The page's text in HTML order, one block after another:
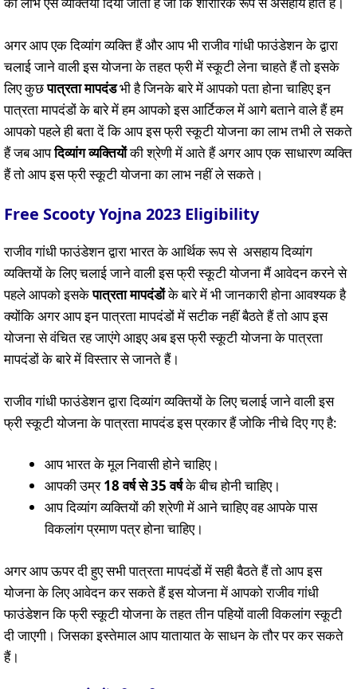
अगर आप एक दिव्यांग व्यक्ति हैं और आप भी राजीव गांधी फाउंडेशन के द्वारा
चलाई जाने वाली इस योजना के तहत फ्री में स्कूटी लेना चाहते हैं तो इसके
लिए कुछपात्रता मापदंडभी है जिनके बारे में आपको पता होना चाहिए इन
पात्रता मापदंडों के बारे में हम आपको इस आर्टिकल में आगे बताने वाले हैं हम
आपको पहले ही बता दें कि आप इस फ्री स्कूटी योजना का लाभ तभी ले सकते
हैं जब आपदिव्यांग व्यक्तियोंकी श्रेणी में आते हैं अगर आप एक साधारण व्यक्ति
हैं तो आप इस फ्री स्कूटी योजना का लाभ नहीं ले सकते।
Free Scooty Yojna 2023 Eligibility
राजीव गांधी फाउंडेशन द्वारा भारत के आर्थिक रूप से असहाय दिव्यांग
व्यक्तियों के लिए चलाई जाने वाली इस फ्री स्कूटी योजना मैं आवेदन करने से
पहले आपको इसकेपात्रता मापदंडोंके बारे में भी जानकारी होना आवश्यक है
क्योंकि अगर आप इन पात्रता मापदंडों में सटीक नहीं बैठते हैं तो आप इस
योजना से वंचित रह जाएंगे आइए अब इस फ्री स्कूटी योजना के पात्रता
मापदंडों के बारे में विस्तार से जानते हैं।
राजीव गांधी फाउंडेशन द्वारा दिव्यांग व्यक्तियों के लिए चलाई जाने वाली इस
फ्री स्कूटी योजना के पात्रता मापदंड इस प्रकार हैं जोकि नीचे दिए गए है:
आप भारत के मूल निवासी होने चाहिए।
आपकी उम्र18 वर्ष से 35 वर्षके बीच होनी चाहिए।
आप दिव्यांग व्यक्तियों की श्रेणी में आने चाहिए वह आपके पास
विकलांग प्रमाण पत्र होना चाहिए।
अगर आप ऊपर दी हुए सभी पात्रता मापदंडों में सही बैठते हैं तो आप इस
योजना के लिए आवेदन कर सकते हैं इस योजना में आपको राजीव गांधी
फाउंडेशन कि फ्री स्कूटी योजना के तहत तीन पहियों वाली विकलांग स्कूटी
दी जाएगी। जिसका इस्तेमाल आप यातायात के साधन के तौर पर कर सकते
हैं।